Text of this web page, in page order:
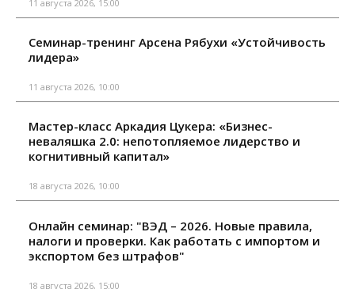
11 августа 2026, 15:00
Семинар-тренинг Арсена Рябухи «Устойчивость
лидера»
11 августа 2026, 10:00
Мастер-класс Аркадия Цукера: «Бизнес-
неваляшка 2.0: непотопляемое лидерство и
когнитивный капитал»
18 августа 2026, 10:00
Онлайн семинар: "ВЭД – 2026. Новые правила,
налоги и проверки. Как работать с импортом и
экспортом без штрафов"
18 августа 2026, 15:00